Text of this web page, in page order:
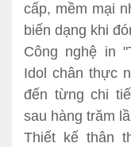
cấp, mềm mại
biến dạng khi
Công nghệ in
Idol chân thực
đến từng chi
sau hàng trăm
Thiết kế thân